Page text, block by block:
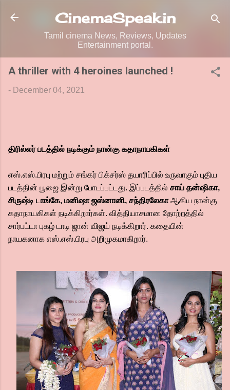
Skip to main content
CinemaSpeak.in
Tamil cinema News, Reviews, Updates
Entertainment portal.
A thriller with 4 heroines launched !
- December 04, 2021
திரில்லர் படத்தில் நடிக்கும் நான்கு கதாநாயகிகள்
எஸ்.எஸ்.பிரபு மற்றும் சங்கர் பிக்சர்ஸ் தயாரிப்பில் உருவாகும் புதிய
படத்தின் பூஜை இன்று போடப்பட்டது. இப்படத்தில் சாய் தன்ஷிகா,
சிருஷ்டி டாங்கே, மனிஷா ஜஸ்னானி, சந்திரலேகாஆகிய நான்கு
கதாநாயகிகள் நடிக்கிறார்கள். வித்தியாசமான தோற்றத்தில்
சார்பட்டா புகழ் டாடி ஜான் விஜய் நடிக்கிறார். கதையின்
நாயகனாக எஸ்.எஸ்.பிரபு அறிமுகமாகிறார்.